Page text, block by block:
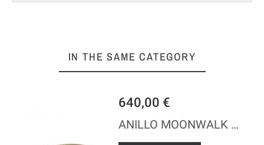
IN THE SAME CATEGORY
640,00 €
ANILLO MOONWALK ORO RUBI